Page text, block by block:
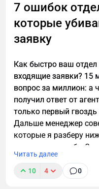
7 ошибок
которые
заявку
Как быстро ваш
входящие заявки? 15
вопрос за миллион: а
получил ответ от
только первый
Дальше менеджер
которые я разберу
допускает хотя бы 2
третью заявку.
Читать далее
10 4 0